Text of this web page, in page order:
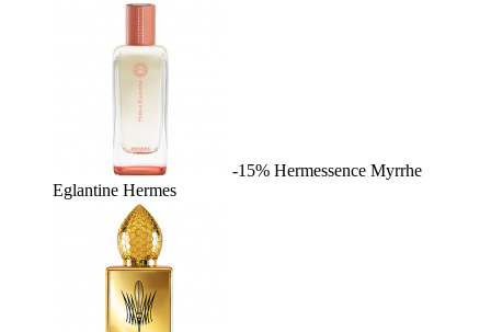
-15% Hermessence Myrrhe
Eglantine Hermes